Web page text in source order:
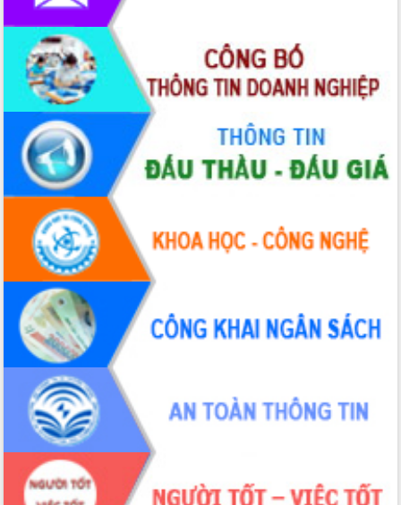
Quyết liệt tháo gỡ vướng mắc, đẩy
nhanh tiến độ các dự án trọng điểm
trong Khu kinh tế Nam Phú Yên
Hòn Yến phát triển du lịch gắn với bảo
tồn biển
Lấy ý kiến điều chỉnh Quy hoạch tỉnh
Đắk Lắk thời kỳ 2021-2030, tầm nhìn
đến năm 2050
Phát động chiến dịch 30 ngày đêm
giải phóng mặt bằng Tuyến đường bộ
ven biển
Đắk Lắk nỗ lực thúc đẩy tăng trưởng
kinh tế từ 10% trở lên trong Quý
II/2026
Đắk Lắk ký kết thỏa thuận hợp tác về
chuyển đổi số giai đoạn 2026 – 2030
với Tập đoàn Bưu chính Viễn thông
Việt Nam
Thứ trưởng Bộ Y tế làm việc với tỉnh
Đắk Lắk về phát triển nhân lực y tế
cho trạm y tế cấp xã
Du lịch Đắk Lắk nâng tầm trải nghiệm
du khách thông qua Hệ thống cơ sở dữ
liệu và Bản đồ số
Tập huấn ứng dụng trí tuệ nhân tạo (AI)
trong thương mại điện tử năm 2026